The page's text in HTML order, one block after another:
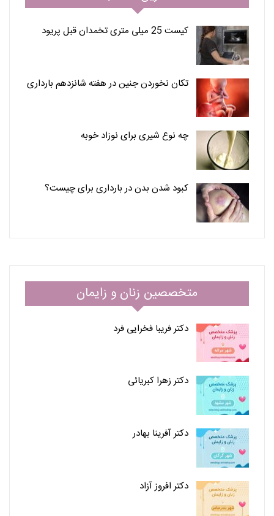
کیست 25 میلی متری تخمدان قبل پریود
تکان نخوردن جنین در هفته شانزدهم بارداری
چه نوع شیری برای نوزاد خوبه
کبود شدن بدن در بارداری برای چیست؟
متخصصین زنان و زایمان
دکتر فریبا فخرایی فرد
دکتر زهرا کبریائی
دکتر آفرینا بهادر
دکتر افروز آزاد